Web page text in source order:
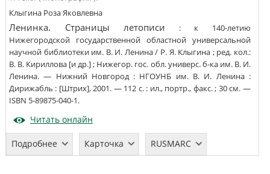
Клыгина Роза Яковлевна
Ленинка. Страницы летописи :
к 140-летию
Нижегородской государственной областной универсальной
научной библиотеки им. В. И. Ленина/ Р. Я. Клыгина ; ред. кол.:
В. В. Кириллова [и др.]; Нижегор. гос. обл. универс. б-ка им. В. И.
Ленина. — Нижний Новгород : НГОУНБ им. В. И. Ленина :
Дирижабль : [Штрих],2001. —112 с. : ил., портр., факс.; 30см. —
ISBN 5-89875-040-1.
Читать онлайн
Подробнее Карточка RUSMARC